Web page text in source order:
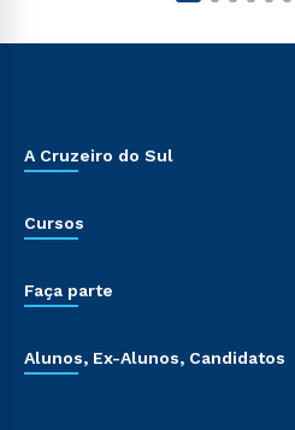
A Cruzeiro do Sul
Cursos
Faça parte
Alunos, Ex-Alunos, Candidatos